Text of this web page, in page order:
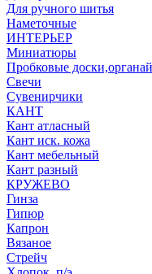
Для ручного шитья
Наметочные
ИНТЕРЬЕР
Миниатюры
Пробковые
Свечи
Сувенирчики
КАНТ
Кант атласный
Кант иск. кожа
Кант мебельный
Кант разный
КРУЖЕВО
Гинза
Гипюр
Капрон
Вязаное
Стрейч